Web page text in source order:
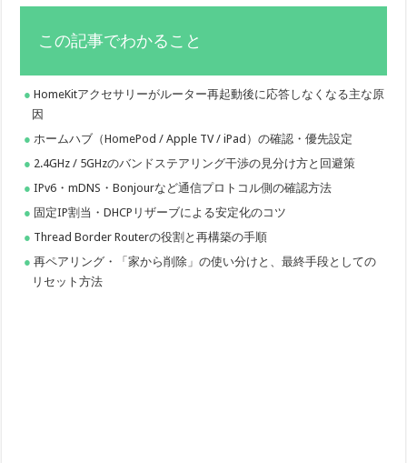
この記事でわかること
HomeKitアクセサリーがルーター再起動後に応答しなくなる主な原
因
ホームハブ（HomePod / Apple TV / iPad）の確認・優先設定
2.4GHz / 5GHzのバンドステアリング干渉の見分け方と回避策
IPv6・mDNS・Bonjourなど通信プロトコル側の確認方法
固定IP割当・DHCPリザーブによる安定化のコツ
Thread Border Routerの役割と再構築の手順
再ペアリング・「家から削除」の使い分けと、最終手段としての
リセット方法